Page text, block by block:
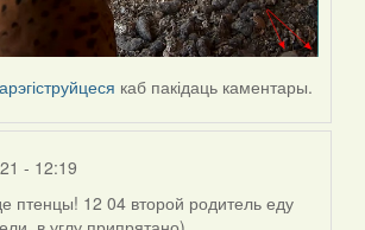
каб пакідаць каментары.
- 12:19
птенцы! 12 04 второй родитель еду